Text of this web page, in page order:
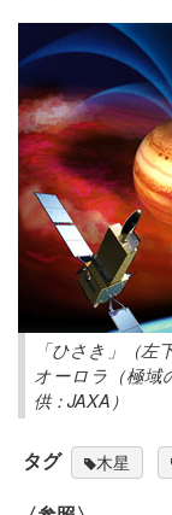
「ひさき」（
オーロラ（極域
供：JAXA）
タグ 木星